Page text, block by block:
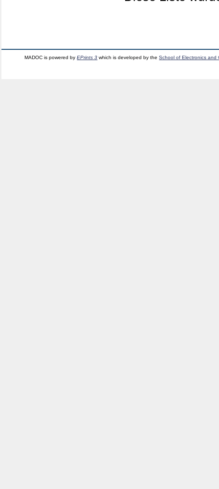
MADOC is powered byEPrints 3 which is developed by theSchool of Electronics and